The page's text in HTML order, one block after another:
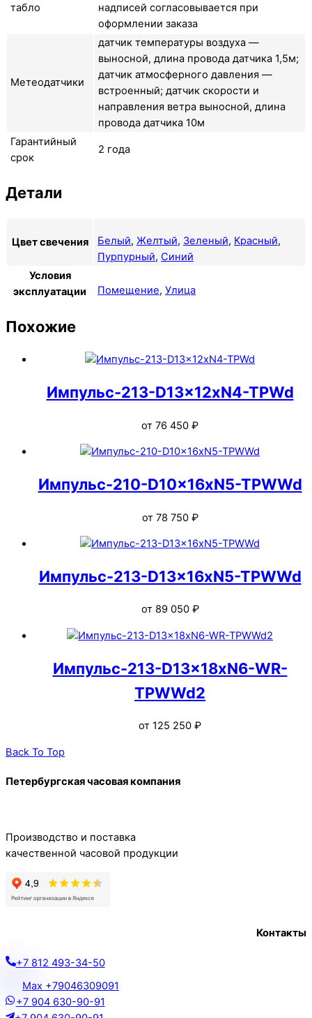
табло
надписей согласовывается при
оформлении заказа
Метеодатчики
датчик температуры воздуха —
выносной, длина провода датчика 1,5м;
датчик атмосферного давления —
встроенный; датчик скорости и
направления ветра выносной, длина
провода датчика 10м
Гарантийный
срок
2 года
Детали
Цвет свечения Белый, Желтый, Зеленый, Красный,
Пурпурный, Синий
Условия
эксплуатации
Помещение, Улица
Похожие
Импульс-213-D13x12xN4-TPWd
от 76 450 ₽
Импульс-210-D10x16xN5-TPWWd
от 78 750 ₽
Импульс-213-D13x16xN5-TPWWd
от 89 050 ₽
Импульс-213-D13x18xN6-WR-
TPWWd2
от 125 250 ₽
Back To Top
Петербургская часовая компания
Производство и поставка
качественной часовой продукции
Контакты
+7 812 493-34-50
Max +79046309091
+7 904 630-90-91